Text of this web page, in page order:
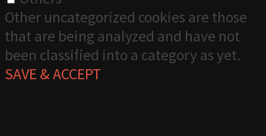
Other uncategorized cookies are those
that are being analyzed and have not
been classified into a category as yet.
SAVE & ACCEPT